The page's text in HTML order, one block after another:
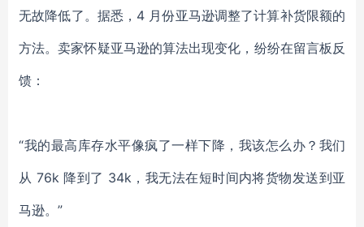
无故降低了。据悉，4 月份亚马逊调整了计算补货限额的
方法。卖家怀疑亚马逊的算法出现变化，纷纷在留言板反
馈：
“我的最高库存水平像疯了一样下降，我该怎么办？我们
从 76k 降到了 34k，我无法在短时间内将货物发送到亚
马逊。”